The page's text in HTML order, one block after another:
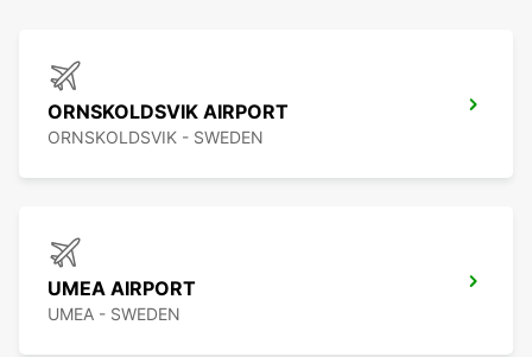
ORNSKOLDSVIK AIRPORT
ORNSKOLDSVIK - SWEDEN
UMEA AIRPORT
UMEA - SWEDEN